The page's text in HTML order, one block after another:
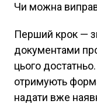
Чи можна
Перший крок —
документами
цього
отримують
надати вже